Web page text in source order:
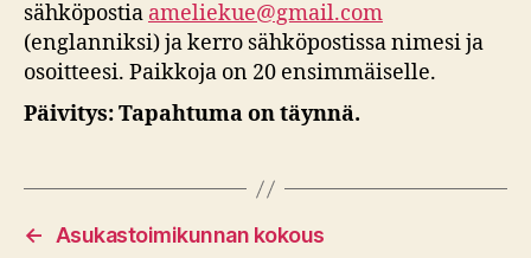
sähköpostia ameliekue@gmail.com
(englanniksi) ja kerro sähköpostissa nimesi ja
osoitteesi. Paikkoja on 20 ensimmäiselle.
Päivitys: Tapahtuma on täynnä.
←
Asukastoimikunnan kokous